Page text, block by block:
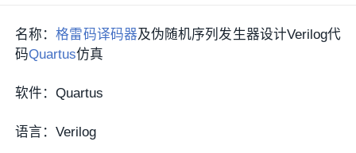
名称：格雷码译码器及伪随机序列发生器设计Verilog代
码Quartus仿真
软件：Quartus
语言：Verilog